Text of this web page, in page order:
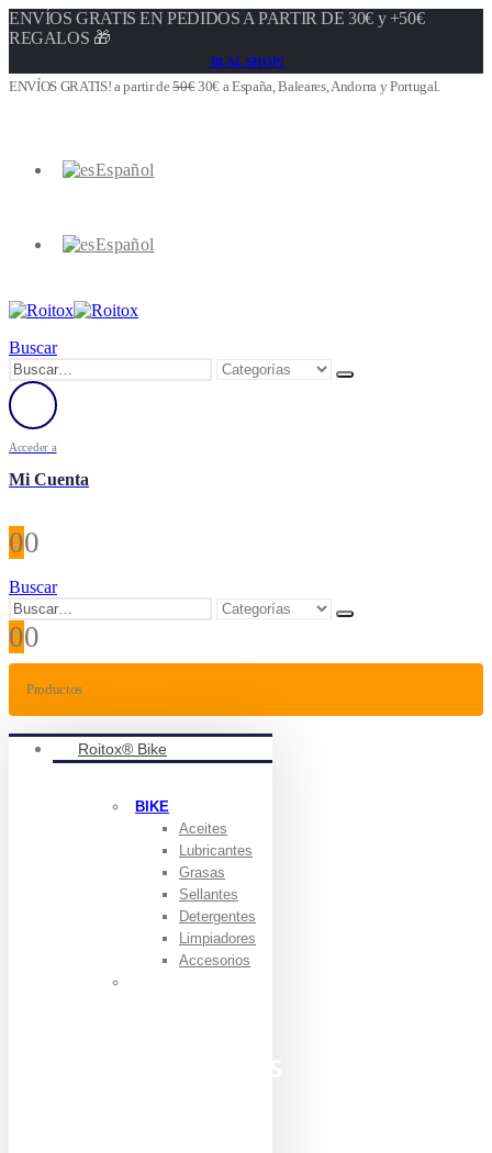
ENVÍOS GRATIS EN PEDIDOS A PARTIR DE 30€ y +50€
REGALOS 🎁
IR AL SHOP!
ENVÍOS GRATIS! a partir de50€30€ a España, Baleares, Andorra y Portugal.
Español
Español
Buscar
Acceder a
Mi Cuenta
00
Buscar
00
Productos
Roitox® Bike
BIKE
Aceites
Lubricantes
Grasas
Sellantes
Detergentes
Limpiadores
Accesorios